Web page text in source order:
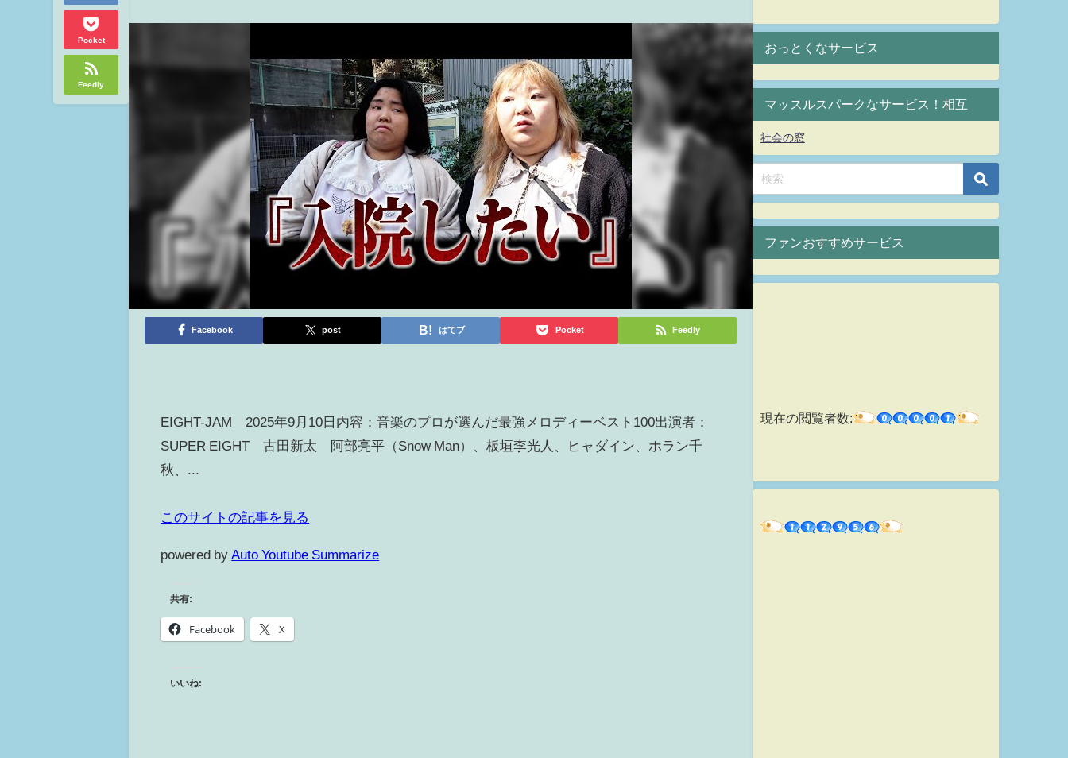
Pocket
Feedly
Facebook post はてブ Pocket Feedly
EIGHT-JAM 2025年9月10日内容：音楽のプロが選んだ最強メロディーベスト100出演者：
SUPER EIGHT 古田新太 阿部亮平（Snow Man）、板垣李光人、ヒャダイン、ホラン千
秋、...
このサイトの記事を見る
powered by Auto Youtube Summarize
共有:
Facebook X
いいね:
おっとくなサービス
マッスルスパークなサービス！相互
社会の窓
ファンおすすめサービス
現在の閲覧者数: